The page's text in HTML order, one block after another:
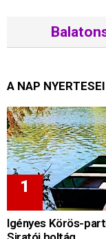
A NAP NYERTESEI
Igényes Körös-